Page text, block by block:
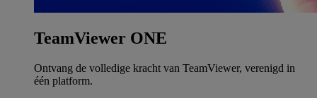
TeamViewer ONE
Ontvang de volledige kracht van TeamViewer, verenigd in
één platform.